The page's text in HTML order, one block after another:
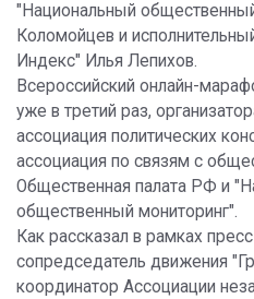
"Национальный
Коломойцев и
Индекс" Илья Лепихов.
Всероссийский онлайн-
уже в третий раз,
ассоциация политических
ассоциация по связям с
Общественная палата РФ и
общественный мониторинг".
Как рассказал в рамках
сопредседатель движения
координатор Ассоциации